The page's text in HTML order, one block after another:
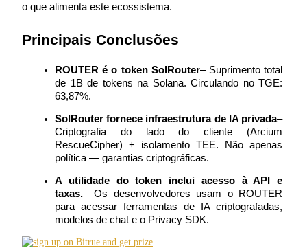
Futuros usando USDC como garantia
Copiar Trading
Junte-se aos principais traders
o que alimenta este ecossistema.
Principais Conclusões
ROUTER é o token SolRouter– Suprimento total
de 1B de tokens na Solana. Circulando no TGE:
63,87%.
SolRouter fornece infraestrutura de IA privada–
Criptografia do lado do cliente (Arcium
RescueCipher) + isolamento TEE. Não apenas
política — garantias criptográficas.
A utilidade do token inclui acesso à API e
taxas.– Os desenvolvedores usam o ROUTER
para acessar ferramentas de IA criptografadas,
modelos de chat e o Privacy SDK.